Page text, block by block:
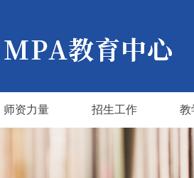
师资力量 招生工作 教